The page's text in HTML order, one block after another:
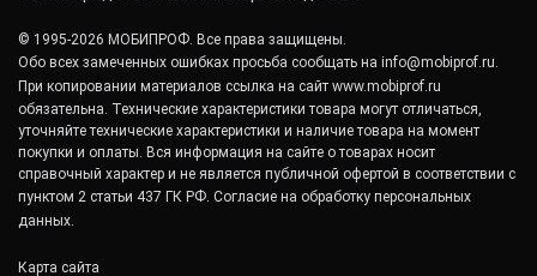
© 1995-2026 МОБИПРОФ. Все права защищены.
Обо всех замеченных ошибках просьба сообщать на info@mobiprof.ru.
При копировании материалов ссылка на сайт www.mobiprof.ru
обязательна. Технические характеристики товара могут отличаться,
уточняйте технические характеристики и наличие товара на момент
покупки и оплаты. Вся информация на сайте о товарах носит
справочный характер и не является публичной офертой в соответствии с
пунктом 2 статьи 437 ГК РФ. Согласие на обработку персональных
данных.
Карта сайта